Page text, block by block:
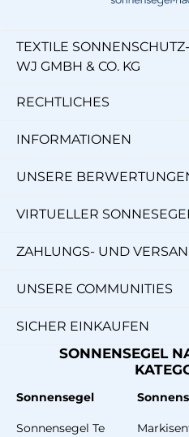
TEXTILE
WJ GMBH & CO. KG
RECHTLICHES
INFORMATIONEN
UNSERE
VIRTUELLER
ZAHLUNGS- UND
UNSERE COMMUNITIES
SICHER EINKAUFEN
SONNENSEGEL
Sonnensegel
Sonnensegel Te